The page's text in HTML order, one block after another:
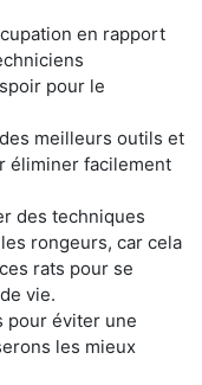
en rapport
pour le
meilleurs outils et
éliminer facilement
des techniques
rongeurs, car cela
rats pour se
vie.
pour éviter une
les mieux